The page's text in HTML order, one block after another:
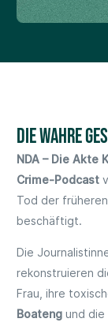
Die wahre
NDA – Die Akte
Crime-Podcast
Tod der
beschäftigt.
Die
rekonstruieren
Frau, ihre
Boatengund die